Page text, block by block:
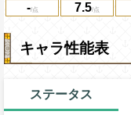
-
7.5
キャラ性能表
ステータス